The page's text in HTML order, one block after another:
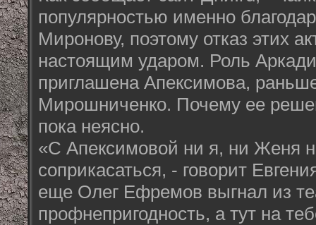
популярностью именно
Миронову, поэтому отказ этих
настоящим ударом. Роль
приглашена Апексимова,
Мирошниченко. Почему ее
пока неясно.
«С Апексимовой ни я, ни Женя
соприкасаться, - говорит
еще Олег Ефремов выгнал из
профнепригодность, а тут на